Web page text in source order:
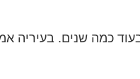
כמה שנים. בעיריה